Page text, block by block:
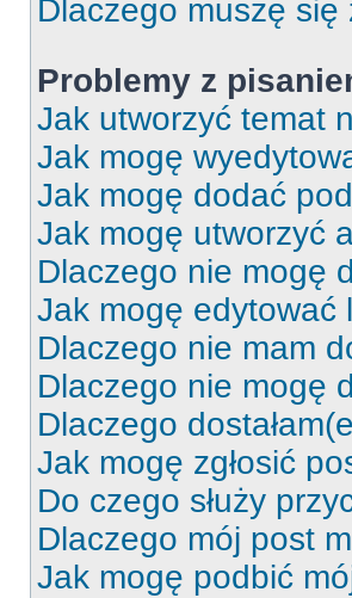
Dlaczego muszę
Problemy z
Jak utworzyć temat
Jak mogę
Jak mogę dodać
Jak mogę utworzyć
Dlaczego nie mogę
Jak mogę edytować
Dlaczego nie mam
Dlaczego nie mogę
Dlaczego
Jak mogę zgłosić
Do czego służy
Dlaczego mój post
Jak mogę podbić